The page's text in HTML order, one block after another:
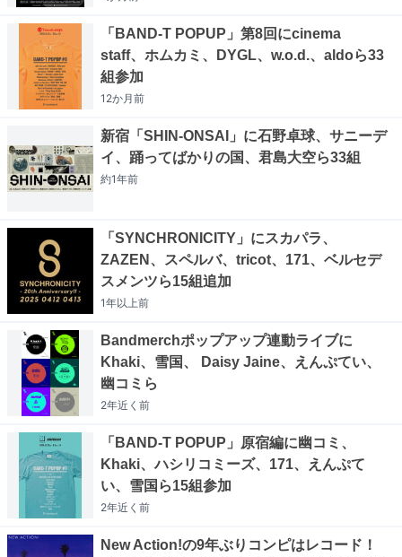
「BAND-T POPUP」第8回にcinema
staff、ホムカミ、DYGL、w.o.d.、aldoら33
組参加
12か月前
新宿「SHIN-ONSAI」に石野卓球、サニーデ
イ、踊ってばかりの国、君島大空ら33組
約1年前
「SYNCHRONICITY」にスカパラ、
ZAZEN、スペルバ、tricot、171、ベルセデ
スメンツら15組追加
1年以上前
Bandmerchポップアップ連動ライブに
Khaki、雪国、 Daisy Jaine、えんぷてい、
幽コミら
2年近く 前
「BAND-T POPUP」原宿編に幽コミ、
Khaki、ハシリコミーズ、171、えんぷて
い、雪国ら15組参加
2年近く 前
New Action!の9年ぶりコンピはレコード！